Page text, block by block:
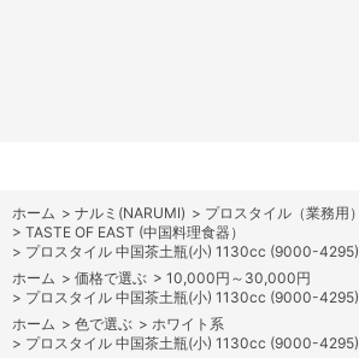
ホーム > ナルミ(NARUMI) > プロスタイル（業務用）
> TASTE OF EAST (中国料理食器）
> プロスタイル 中国茶土瓶(小) 1130cc (9000-4295)
ホーム > 価格で選ぶ > 10,000円～30,000円
> プロスタイル 中国茶土瓶(小) 1130cc (9000-4295)
ホーム > 色で選ぶ > ホワイト系
> プロスタイル 中国茶土瓶(小) 1130cc (9000-4295)